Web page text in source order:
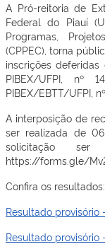
A Pró-reitoria de
Federal do Piauí
Programas,
(CPPEC), torna
inscrições
PIBEX/UFPI, nº
PIBEX/EBTT/UFPI,
A interposição de
ser realizada de
solicitação
https://forms.gle/
Confira os resultados:
Resultado provisório
Resultado provisório